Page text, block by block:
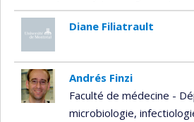
Diane Filiatrault
Andrés Finzi
Faculté de médecine -
microbiologie,